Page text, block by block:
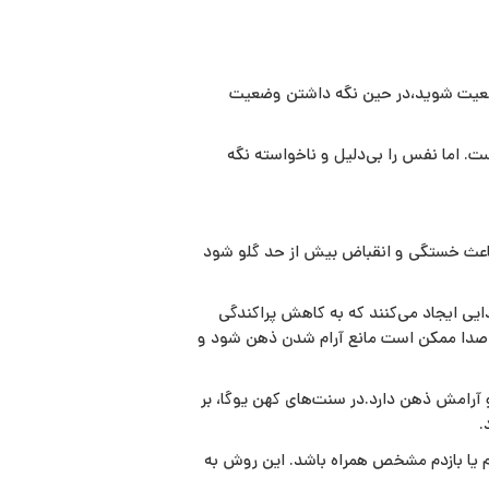
شوید،در حین نگه داشتن وضعیت
نفس را بی‌دلیل و ناخواسته نگه
خستگی و انقباض بیش از حد گلو شود
ایجاد می‌کنند که به کاهش پراکندگی
صدا ممکن است مانع آرام شدن ذهن شود و
ذهن دارد.در سنت‌های کهن یوگا، بر
دم یا بازدم مشخص همراه باشد. این روش به